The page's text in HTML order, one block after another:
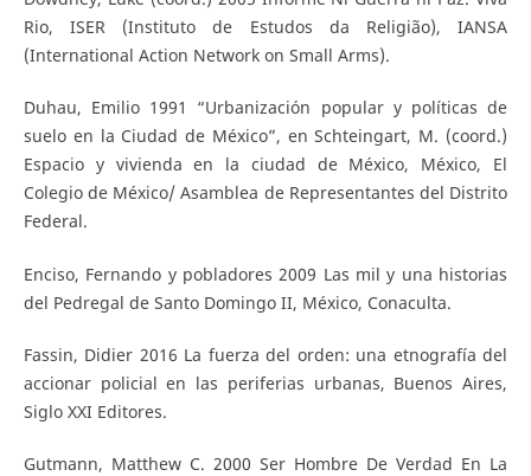
Rio, ISER (Instituto de Estudos da Religião), IANSA
(International Action Network on Small Arms).
Duhau, Emilio 1991 “Urbanización popular y políticas de
suelo en la Ciudad de México”, en Schteingart, M. (coord.)
Espacio y vivienda en la ciudad de México, México, El
Colegio de México/ Asamblea de Representantes del Distrito
Federal.
Enciso, Fernando y pobladores 2009 Las mil y una historias
del Pedregal de Santo Domingo II, México, Conaculta.
Fassin, Didier 2016 La fuerza del orden: una etnografía del
accionar policial en las periferias urbanas, Buenos Aires,
Siglo XXI Editores.
Gutmann, Matthew C. 2000 Ser Hombre De Verdad En La